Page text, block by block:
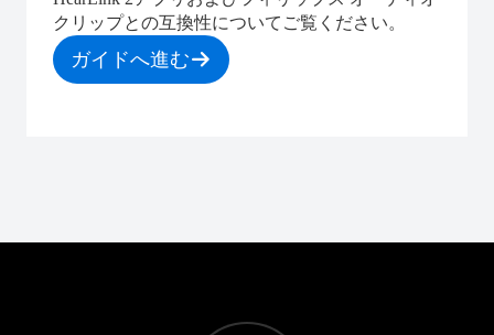
クリップとの互換性についてご覧ください。
ガイドへ進む